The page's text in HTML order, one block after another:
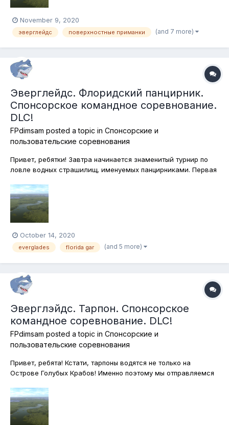
November 9, 2020
эверглейдс поверхностные приманки (and 7 more)
Эверглейдс. Флоридский панцирник.
Спонсорское командное соревнование.
DLC!
FPdimsam posted a topic in Спонсорские и
пользовательские соревнования
Привет, ребятки! Завтра начинается знаменитый турнир по
ловле водных страшилищ, именуемых панцирниками. Первая
огромном болотном комплексе в штате Флорида.
Запасаемся мощной поплавочной снастью и наживками! в
сегодняшнем соревновании готовим...
October 14, 2020
everglades florida gar (and 5 more)
Эверглэйдс. Тарпон. Спонсорское
командное соревнование. DLC!
FPdimsam posted a topic in Спонсорские и
пользовательские соревнования
Привет, ребята! Кстати, тарпоны водятся не только на
Острове Голубых Крабов! Именно поэтому мы отправляемся
чтобы поохотиться на эту громадную рыбу! Ловить тарпона в
этом соревновании можно только на поплавок, подставки
нельзя использовать....